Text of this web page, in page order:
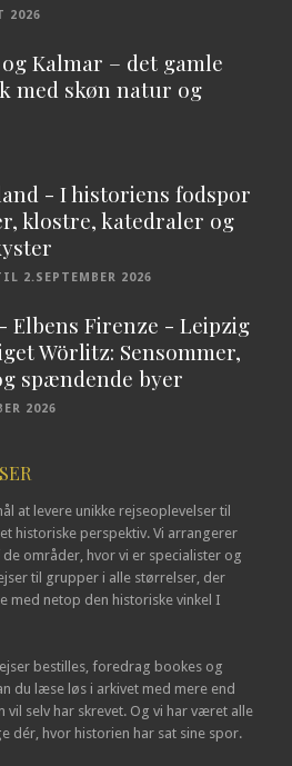
2026
Kalmar – det gamle
med skøn natur og
- I historiens fodspor
klostre, katedraler og
2.SEPTEMBER 2026
Elbens Firenze - Leipzig
Wörlitz: Sensommer,
spændende byer
2026
at levere unikke rejseoplevelser til
historiske perspektiv. Vi arrangerer
områder, hvor vi er specialister og
til grupper i alle størrelser, der
med netop den historiske vinkel I
bestilles, foredrag bookes og
du læse løs i arkivet med mere end
vil selv har skrevet. Og vi har været alle
dér, hvor historien har sat sine spor.